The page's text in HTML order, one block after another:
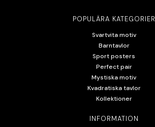
POPULÄRA KATEGORIER
Svartvita motiv
Barntavlor
Sport posters
Perfect pair
Mystiska motiv
Kvadratiska tavlor
Kollektioner
INFORMATION